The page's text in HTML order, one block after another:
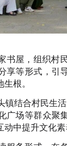
书屋，组织村
享等形式，引
根。
镇结合村民生
广场等群众聚
中提升文化